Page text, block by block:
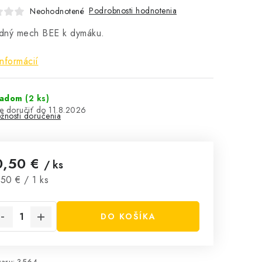
Neohodnotené Podrobnosti hodnotenia
mech BEE k dymáku.
(2 ks)
11.8.2026
doručenia
€ / ks
cena:
€ / 1 ks
DO KOŠÍKA